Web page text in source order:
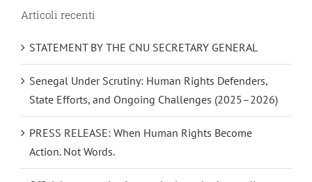
Articoli recenti
STATEMENT BY THE CNU SECRETARY GENERAL
Senegal Under Scrutiny: Human Rights Defenders,
State Efforts, and Ongoing Challenges (2025–2026)
PRESS RELEASE: When Human Rights Become
Action. Not Words.